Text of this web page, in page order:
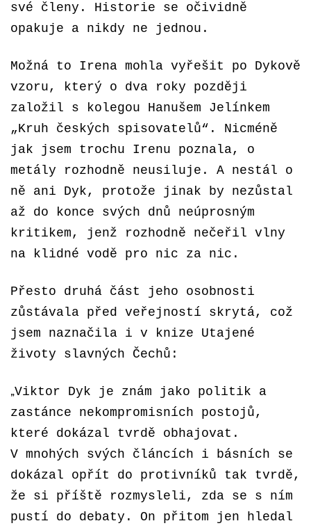
své členy. Historie se očividně
opakuje a nikdy ne jednou.
Možná to Irena mohla vyřešit po Dykově
vzoru, který o dva roky později
založil s kolegou Hanušem Jelínkem
„Kruh českých spisovatelů“. Nicméně
jak jsem trochu Irenu poznala, o
metály rozhodně neusiluje. A nestál o
ně ani Dyk, protože jinak by nezůstal
až do konce svých dnů neúprosným
kritikem, jenž rozhodně nečeřil vlny
na klidné vodě pro nic za nic.
Přesto druhá část jeho osobnosti
zůstávala před veřejností skrytá, což
jsem naznačila i v knize Utajené
životy slavných Čechů:
„Viktor Dyk je znám jako politik a
zastánce nekompromisních postojů,
které dokázal tvrdě obhajovat.
V mnohých svých článcích i básních se
dokázal opřít do protivníků tak tvrdě,
že si příště rozmysleli, zda se s ním
pustí do debaty. On přitom jen hledal